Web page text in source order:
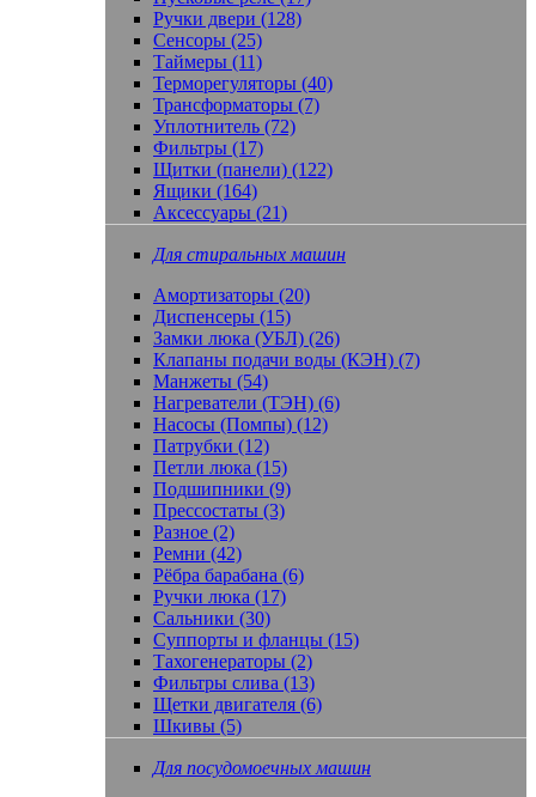
Ручки двери (128)
Сенсоры (25)
Таймеры (11)
Терморегуляторы (40)
Трансформаторы (7)
Уплотнитель (72)
Фильтры (17)
Щитки (панели) (122)
Ящики (164)
Аксессуары (21)
Для стиральных машин
Амортизаторы (20)
Диспенсеры (15)
Замки люка (УБЛ) (26)
Клапаны подачи воды (КЭН) (7)
Манжеты (54)
Нагреватели (ТЭН) (6)
Насосы (Помпы) (12)
Патрубки (12)
Петли люка (15)
Подшипники (9)
Прессостаты (3)
Разное (2)
Ремни (42)
Рёбра барабана (6)
Ручки люка (17)
Сальники (30)
Суппорты и фланцы (15)
Тахогенераторы (2)
Фильтры слива (13)
Щетки двигателя (6)
Шкивы (5)
Для посудомоечных машин